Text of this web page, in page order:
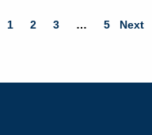
1 2 3 … 5 Next